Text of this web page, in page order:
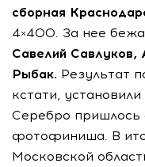
сборная
4×400. За нее
Савелий Савлуков,
Рыбак. Результат
кстати, установили
Серебро
фотофиниша. В
Московской